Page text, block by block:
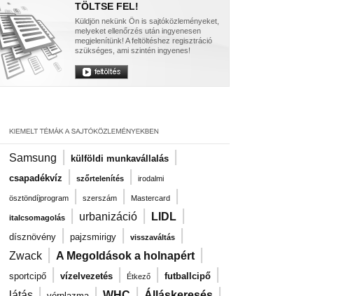
TÖLTSE FEL!
Küldjön nekünk Ön is sajtóközleményeket,
melyeket ellenőrzés után ingyenesen
megjelenítünk! A feltöltéshez regisztráció
szükséges, ami szintén ingyenes!
Samsung | külföldi munkavállalás |
csapadékvíz | szőrtelenítés | irodalmi
ösztöndíjprogram | szerszám | Mastercard |
italcsomagolás | urbanizáció | LIDL |
dísznövény | pajzsmirigy | visszaváltás |
Zwack | A Megoldások a holnapért |
sportcipő | vízelvezetés | Étkező | futballcipő |